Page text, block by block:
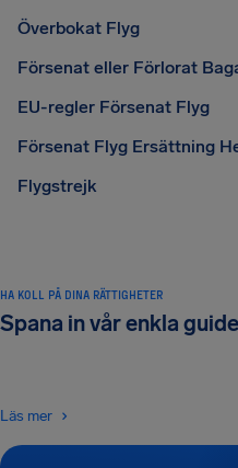
Överbokat Flyg
Försenat eller Förlorat
EU-regler Försenat Flyg
Försenat Flyg Ersättning
Flygstrejk
HA KOLL PÅ DINA RÄTTIGHETER
Spana in vår enkla guide
Läs mer